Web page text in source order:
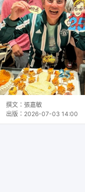
撰文： 張嘉敏
出版： 2026-07-03 14:00